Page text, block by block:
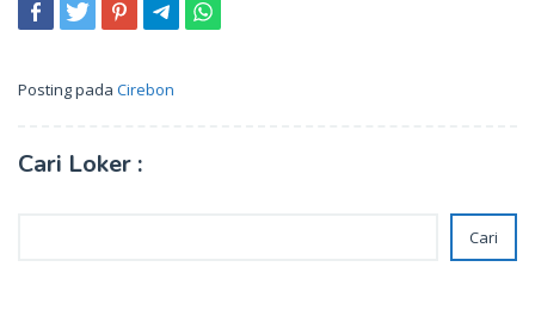
Posting pada Cirebon
Cari Loker :
Cari